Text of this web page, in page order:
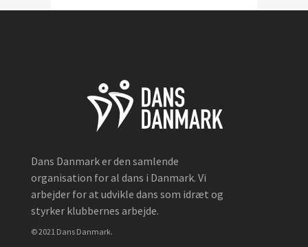
Dans Danmark er den samlende
organisation for al dans i Danmark. Vi
arbejder for at udvikle dans som idræt og
styrker klubbernes arbejde.
© 2021 Dans Danmark.